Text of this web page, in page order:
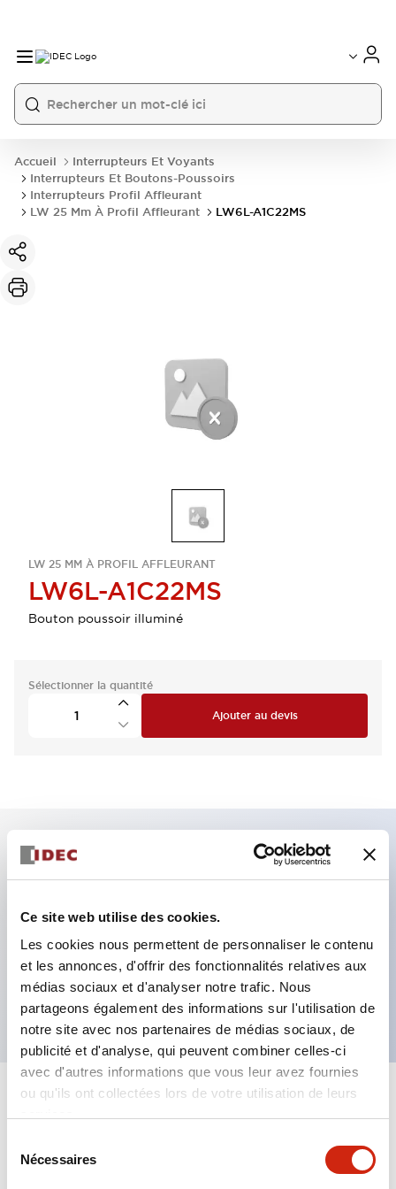
Ce site web utilise des cookies.
Les cookies nous permettent de personnaliser le contenu
et les annonces, d'offrir des fonctionnalités relatives aux
médias sociaux et d'analyser notre trafic. Nous
partageons également des informations sur l'utilisation de
notre site avec nos partenaires de médias sociaux, de
publicité et d'analyse, qui peuvent combiner celles-ci
avec d'autres informations que vous leur avez fournies
ou qu'ils ont collectées lors de votre utilisation de leurs
Nécessaires
Accueil
Interrupteurs Et Voyants
Interrupteurs Et Boutons-Poussoirs
Interrupteurs Profil Affleurant
LW 25 Mm À Profil Affleurant
LW6L-A1C22MS
LW 25 MM À PROFIL AFFLEURANT
LW6L-A1C22MS
Bouton poussoir illuminé
Sélectionner la quantité
Ajouter au devis
Fixation par regroupement possible
Le commutateur sélecteur avec clé adopte une
structure à goupille à cylindre haute sécurité
La structure de protection est IP65 (IEC60529)
Spécifications